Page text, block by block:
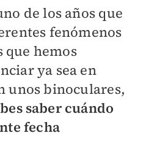
de los años que
fenómenos
que hemos
ya sea en
unos binoculares,
saber cuándo
fecha